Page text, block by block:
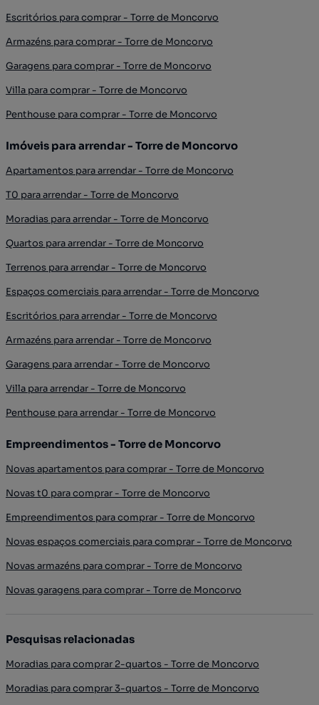
Escritórios para comprar - Torre de Moncorvo
Armazéns para comprar - Torre de Moncorvo
Garagens para comprar - Torre de Moncorvo
Villa para comprar - Torre de Moncorvo
Penthouse para comprar - Torre de Moncorvo
Imóveis para arrendar - Torre de Moncorvo
Apartamentos para arrendar - Torre de Moncorvo
T0 para arrendar - Torre de Moncorvo
Moradias para arrendar - Torre de Moncorvo
Quartos para arrendar - Torre de Moncorvo
Terrenos para arrendar - Torre de Moncorvo
Espaços comerciais para arrendar - Torre de Moncorvo
Escritórios para arrendar - Torre de Moncorvo
Armazéns para arrendar - Torre de Moncorvo
Garagens para arrendar - Torre de Moncorvo
Villa para arrendar - Torre de Moncorvo
Penthouse para arrendar - Torre de Moncorvo
Empreendimentos - Torre de Moncorvo
Novas apartamentos para comprar - Torre de Moncorvo
Novas t0 para comprar - Torre de Moncorvo
Empreendimentos para comprar - Torre de Moncorvo
Novas espaços comerciais para comprar - Torre de Moncorvo
Novas armazéns para comprar - Torre de Moncorvo
Novas garagens para comprar - Torre de Moncorvo
Pesquisas relacionadas
Moradias para comprar 2-quartos - Torre de Moncorvo
Moradias para comprar 3-quartos - Torre de Moncorvo